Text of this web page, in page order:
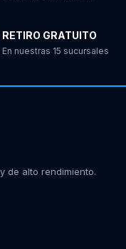
RETIRO GRATUITO
En nuestras 15 sucursales
de alto rendimiento.